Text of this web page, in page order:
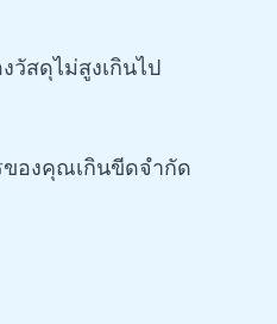
สดุไม่สูงเกินไป
ของคุณเกินขีดจำกัด